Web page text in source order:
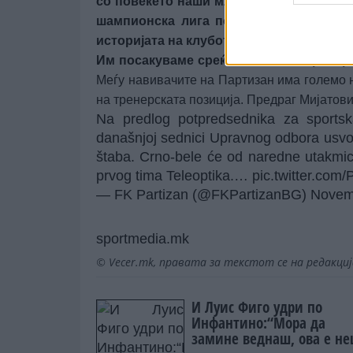
шампионска лига по 13 години и
историјата на клубот.
Им посакуваме среќа на новиот тренер
Меѓу навивачите на Партизан има големо
на тренерската позиција. Предраг
Na predlog potpredsednika za
današnjoj sednici Upravnog odbora
štaba. Crno-bele će od naredne
prvog tima Teleoptika.… pic.twitter.com/
— FK Partizan (@FKPartizanBG)
sportmedia.mk
© Vecer.mk, правата за текстот се на
И Луис Фиго удри по
Инфантино:“Мора да
замине веднаш, ова е